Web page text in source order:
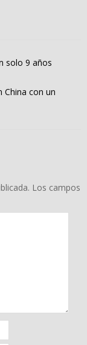
solo 9 años
China con un
Los campos